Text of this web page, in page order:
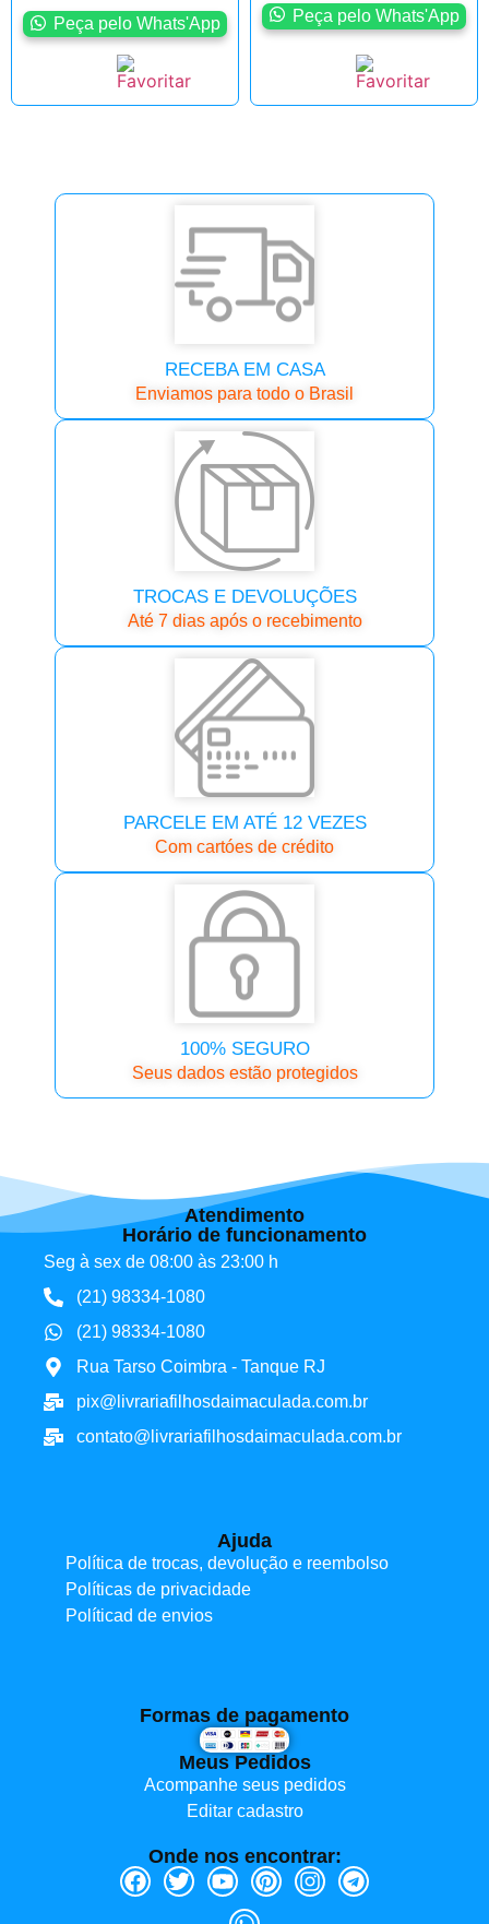
Peça pelo Whats'App Peça pelo Whats'App
RECEBA EM CASA
Enviamos para todo o Brasil
TROCAS E DEVOLUÇÕES
Até 7 dias após o recebimento
PARCELE EM ATÉ 12 VEZES
Com cartóes de crédito
100% SEGURO
Seus dados estão protegidos
Atendimento
Horário de funcionamento
Seg à sex de 08:00 às 23:00 h
(21) 98334-1080
(21) 98334-1080
Rua Tarso Coimbra - Tanque RJ
pix@livrariafilhosdaimaculada.com.br
contato@livrariafilhosdaimaculada.com.br
Ajuda
Política de trocas, devolução e reembolso
Políticas de privacidade
Políticad de envios
Formas de pagamento
Meus Pedidos
Acompanhe seus pedidos
Editar cadastro
Onde nos encontrar: